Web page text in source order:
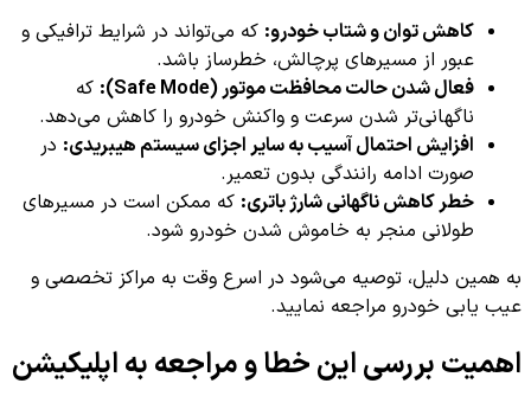
کاهش توان و شتاب خودرو: که می‌تواند در شرایط ترافیکی و
عبور از مسیرهای پرچالش، خطرساز باشد.
فعال شدن حالت محافظت موتور (Safe Mode):
که
ناگهانی‌تر شدن سرعت و واکنش خودرو را کاهش می‌دهد.
افزایش احتمال آسیب به سایر اجزای سیستم هیبریدی: در
صورت ادامه رانندگی بدون تعمیر.
خطر کاهش ناگهانی شارژ باتری: که ممکن است در مسیرهای
طولانی منجر به خاموش شدن خودرو شود.
به همین دلیل، توصیه می‌شود در اسرع وقت به مراکز تخصصی و
عیب یابی خودرو مراجعه نمایید.
اهمیت بررسی این خطا و مراجعه به اپلیکیشن